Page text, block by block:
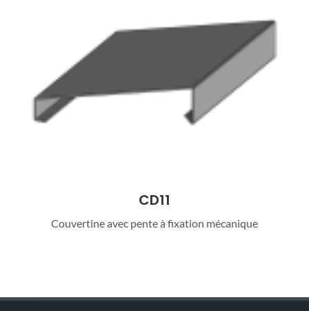
CD11 01
Couvertine avec pente à coller